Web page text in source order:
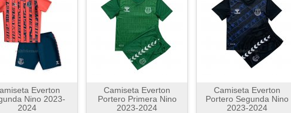
Everton
Nino 2023-
2024
Camiseta Everton
Portero Primera Nino
2023-2024
Camiseta Everton
Portero Segunda Nino
2023-2024